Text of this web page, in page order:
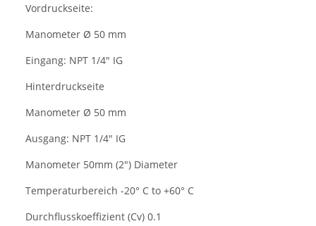
Vordruckseite:
Manometer Ø 50 mm
Eingang: NPT 1/4" IG
Hinterdruckseite
Manometer Ø 50 mm
Ausgang: NPT 1/4" IG
Manometer 50mm (2") Diameter
Temperaturbereich -20° C to +60° C
Durchflusskoeffizient (Cv) 0.1